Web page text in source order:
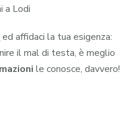
a Lodi
ed affidaci la tua esigenza:
il mal di testa, è meglio
le conosce, davvero!